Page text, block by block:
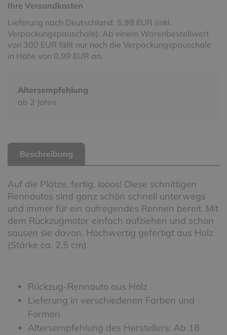
Ihre Versandkosten
Lieferung nach Deutschland: 5,98 EUR (inkl.
Verpackungspauschale). Ab einem Warenbestellwert
von 300 EUR fällt nur noch die Verpackungspauschale
in Höhe von 0,99 EUR an.
Altersempfehlung
ab 2 Jahre
Beschreibung
Auf die Plätze, fertig, looos! Diese schnittigen
Rennautos sind ganz schön schnell unterwegs
und immer für ein aufregendes Rennen bereit. Mit
dem Rückzugmotor einfach aufziehen und schon
sausen sie davon. Hochwertig gefertigt aus Holz
(Stärke ca. 2,5 cm).
Rückzug-Rennauto aus Holz
Lieferung in verschiedenen Farben und
Formen
Altersempfehlung des Herstellers: Ab 18